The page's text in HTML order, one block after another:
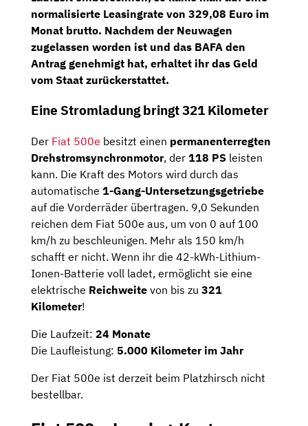
normalisierte Leasingrate von 329,08 Euro im
Monat brutto. Nachdem der Neuwagen
zugelassen worden ist und das BAFA den
Antrag genehmigt hat, erhaltet ihr das Geld
vom Staat zurückerstattet.
Eine Stromladung bringt 321 Kilometer
Der Fiat 500e besitzt einen permanenterregten
Drehstromsynchronmotor, der 118 PS leisten
kann. Die Kraft des Motors wird durch das
automatische 1-Gang-Untersetzungsgetriebe
auf die Vorderräder übertragen. 9,0 Sekunden
reichen dem Fiat 500e aus, um von 0 auf 100
km/h zu beschleunigen. Mehr als 150 km/h
schafft er nicht. Wenn ihr die 42-kWh-Lithium-
Ionen-Batterie voll ladet, ermöglicht sie eine
elektrische Reichweite von bis zu 321
Kilometer!
Die Laufzeit: 24 Monate
Die Laufleistung: 5.000 Kilometer im Jahr
Der Fiat 500e ist derzeit beim Platzhirsch nicht
bestellbar.